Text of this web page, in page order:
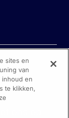
ons op
sites en
van
inhoud en
te klikken,